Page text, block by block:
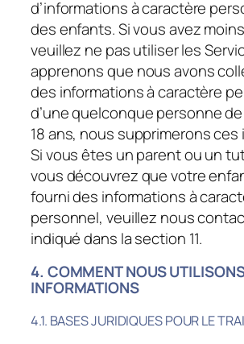
d’informations à caractère
des enfants. Si vous avez
veuillez ne pas utiliser les
apprenons que nous avons
des informations à caractère
d’une quelconque personne
18 ans, nous supprimerons
Si vous êtes un parent ou un
vous découvrez que votre
fourni des informations à
personnel, veuillez nous
indiqué dans la section 11.
4. COMMENT NOUS
INFORMATIONS
4.1. BASES JURIDIQUES POUR LE